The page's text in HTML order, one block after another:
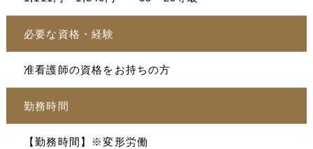
必要な資格・経験
准看護師の資格をお持ちの方
勤務時間
【勤務時間】※変形労働